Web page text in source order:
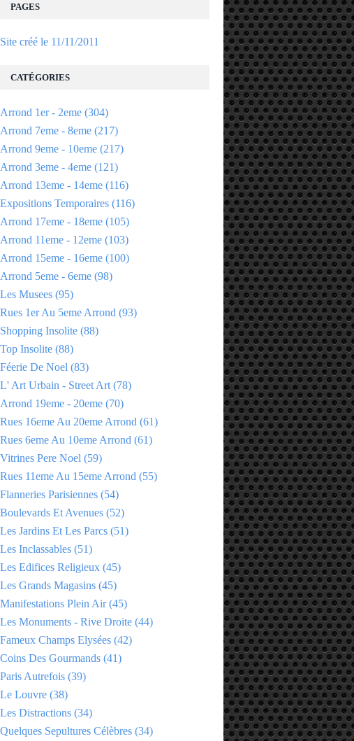
PAGES
Site créé le 11/11/2011
CATÉGORIES
Arrond 1er - 2eme (304)
Arrond 7eme - 8eme (217)
Arrond 9eme - 10eme (217)
Arrond 3eme - 4eme (121)
Arrond 13eme - 14eme (116)
Expositions Temporaires (116)
Arrond 17eme - 18eme (105)
Arrond 11eme - 12eme (103)
Arrond 15eme - 16eme (100)
Arrond 5eme - 6eme (98)
Les Musees (95)
Rues 1er Au 5eme Arrond (93)
Shopping Insolite (88)
Top Insolite (88)
Féerie De Noel (83)
L' Art Urbain - Street Art (78)
Arrond 19eme - 20eme (70)
Rues 16eme Au 20eme Arrond (61)
Rues 6eme Au 10eme Arrond (61)
Vitrines Pere Noel (59)
Rues 11eme Au 15eme Arrond (55)
Flanneries Parisiennes (54)
Boulevards Et Avenues (52)
Les Jardins Et Les Parcs (51)
Les Inclassables (51)
Les Edifices Religieux (45)
Les Grands Magasins (45)
Manifestations Plein Air(45)
Les Monuments - Rive Droite (44)
Fameux Champs Elysées (42)
Coins Des Gourmands (41)
Paris Autrefois (39)
Le Louvre (38)
Les Distractions (34)
Quelques Sepultures Célèbres (34)